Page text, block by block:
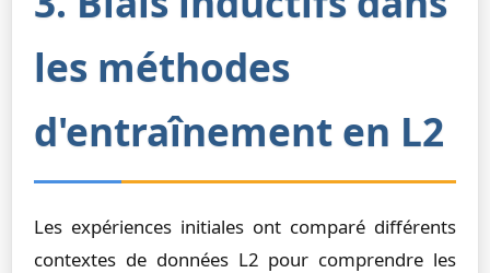
les méthodes
d'entraînement en L2
Les expériences initiales ont comparé différents
contextes de données L2 pour comprendre les